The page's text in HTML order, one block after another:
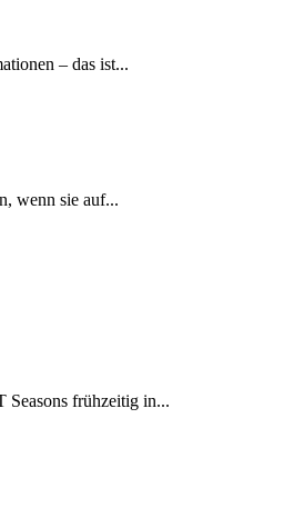
– das ist...
wenn sie auf...
frühzeitig in...